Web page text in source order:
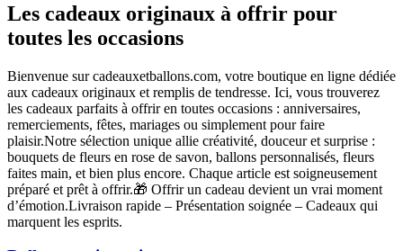
Les cadeaux originaux à offrir pour
toutes les occasions
Bienvenue sur cadeauxetballons.com, votre boutique en ligne dédiée
aux cadeaux originaux et remplis de tendresse. Ici, vous trouverez
les cadeaux parfaits à offrir en toutes occasions : anniversaires,
remerciements, fêtes, mariages ou simplement pour faire
plaisir.Notre sélection unique allie créativité, douceur et surprise :
bouquets de fleurs en rose de savon, ballons personnalisés, fleurs
faites main, et bien plus encore. Chaque article est soigneusement
préparé et prêt à offrir.🎁 Offrir un cadeau devient un vrai moment
d’émotion.Livraison rapide – Présentation soignée – Cadeaux qui
marquent les esprits.